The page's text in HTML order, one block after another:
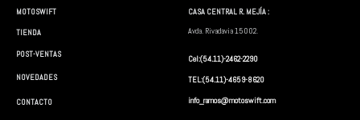
MOTOSWIFT
TIENDA
POST-VENTAS
NOVEDADES
CONTACTO
CASA CENTRAL R. MEJÍA :
Avda. Rivadavia 15002.
Cel:(54.11)-2462-2290
TEL:(54.11)-4659-8620
info_ramos@motoswift.com